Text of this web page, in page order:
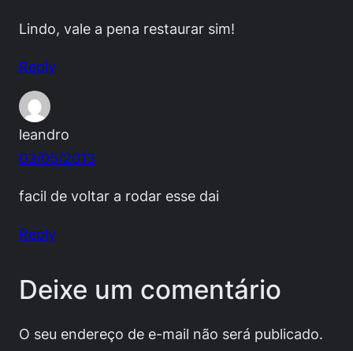
Lindo, vale a pena restaurar sim!
Reply
leandro
03/05/2013
facil de voltar a rodar esse dai
Reply
Deixe um comentário
O seu endereço de e-mail não será publicado.